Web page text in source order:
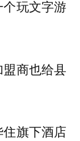
个玩文字游
商也给县
旗下酒店